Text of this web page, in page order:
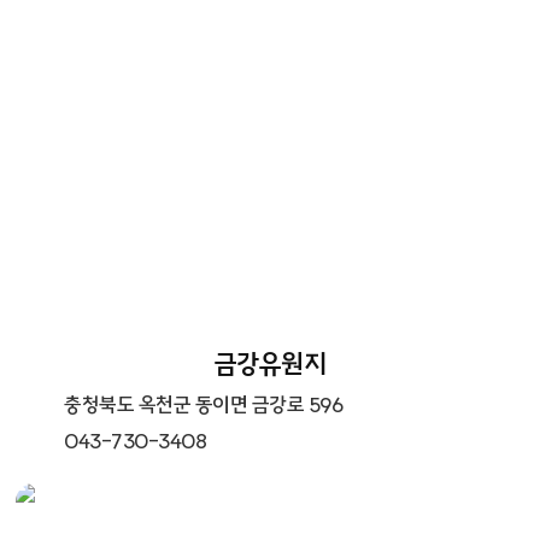
금강유원지
충청북도 옥천군 동이면 금강로 596
043-730-3408